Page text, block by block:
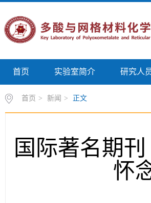
首页 实验室简介 研究人
首页 > 新闻 > 正文
国际著名期
怀